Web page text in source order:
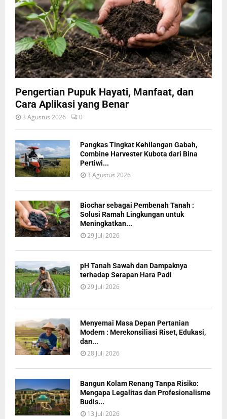
Pengertian Pupuk Hayati, Manfaat, dan
Cara Aplikasi yang Benar
3 Agustus 2026 0
Pangkas Tingkat Kehilangan Gabah,
Combine Harvester Kubota dari Bina
Pertiwi...
3 Agustus 2026
Biochar sebagai Pembenah Tanah :
Solusi Ramah Lingkungan untuk
Meningkatkan...
29 Juli 2026
pH Tanah Sawah dan Dampaknya
terhadap Serapan Hara Padi
29 Juli 2026
Menyemai Masa Depan Pertanian
Modern : Merekonsiliasi Riset, Edukasi,
dan...
28 Juli 2026
Bangun Kolam Renang Tanpa Risiko:
Mengapa Legalitas dan Profesionalisme
Budis...
13 Juli 2026